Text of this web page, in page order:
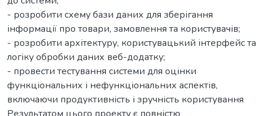
- розробити схему бази даних для зберігання
інформації про товари, замовлення та користувачів;
- розробити архітектуру, користувацький інтерфейс та
логіку обробки даних веб-додатку;
- провести тестування системи для оцінки
функціональних і нефункціональних аспектів,
включаючи продуктивність і зручність користування